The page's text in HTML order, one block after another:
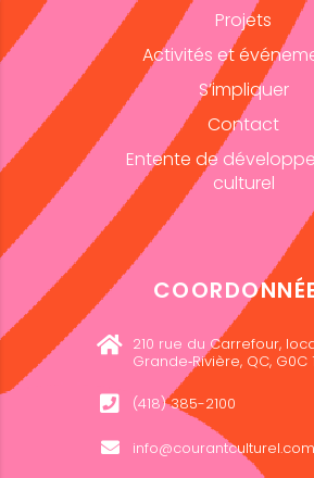
Projets
Activités et
S’impliquer
Contact
Entente de
culturel
210 rue du Carrefour,
Grande‑Rivière, QC, G0C
(418) 385-2100
info@courantculturel.com